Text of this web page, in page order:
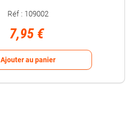
Réf : 109002
7,95 €
Ajouter au panier